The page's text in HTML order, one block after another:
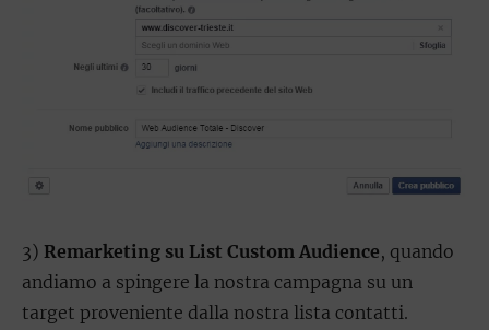
3) Remarketing su List Custom Audience, quando
andiamo a spingere la nostra campagna su un
target proveniente dalla nostra lista contatti.